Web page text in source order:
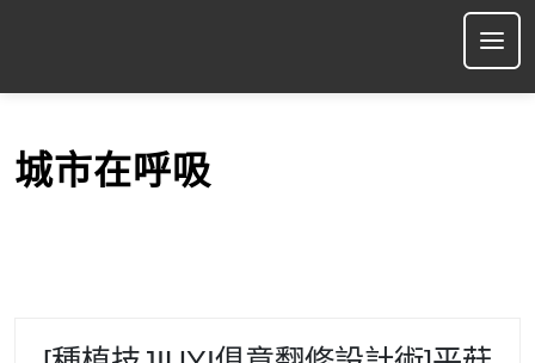
p
城市在呼吸